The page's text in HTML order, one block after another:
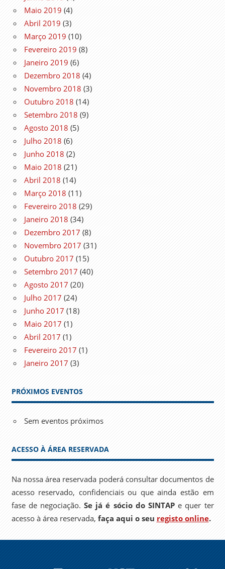
Maio 2019 (4)
Abril 2019 (3)
Março 2019 (10)
Fevereiro 2019 (8)
Janeiro 2019 (6)
Dezembro 2018 (4)
Novembro 2018 (3)
Outubro 2018 (14)
Setembro 2018 (9)
Agosto 2018 (5)
Julho 2018 (6)
Junho 2018 (2)
Maio 2018 (21)
Abril 2018 (14)
Março 2018 (11)
Fevereiro 2018 (29)
Janeiro 2018 (34)
Dezembro 2017 (8)
Novembro 2017 (31)
Outubro 2017 (15)
Setembro 2017 (40)
Agosto 2017 (20)
Julho 2017 (24)
Junho 2017 (18)
Maio 2017 (1)
Abril 2017 (1)
Fevereiro 2017 (1)
Janeiro 2017 (3)
PRÓXIMOS EVENTOS
Sem eventos próximos
ACESSO À ÁREA RESERVADA
Na nossa área reservada poderá consultar documentos de
acesso reservado, confidenciais ou que ainda estão em
fase de negociação.Se já é sócio do SINTAPe quer ter
acesso à área reservada, faça aqui o seu registo online.